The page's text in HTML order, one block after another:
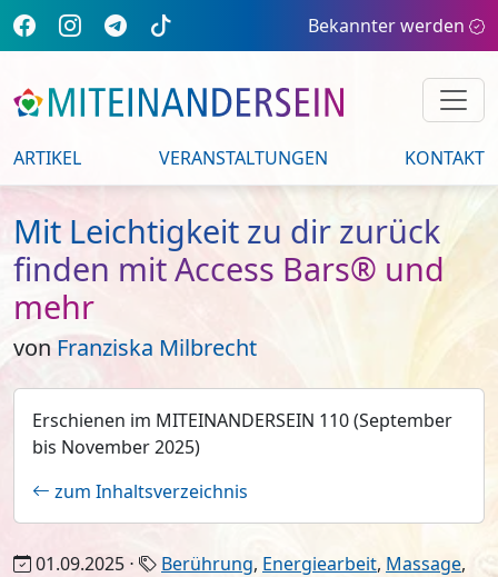
Bekannter werden
ARTIKEL VERANSTALTUNGEN KONTAKT
Mit Leichtigkeit zu dir zurück
finden mit Access Bars® und
mehr
von Franziska Milbrecht
Erschienen im MITEINANDERSEIN 110 (September
bis November 2025)
zum Inhaltsverzeichnis
01.09.2025 ⋅ Berührung, Energiearbeit, Massage,